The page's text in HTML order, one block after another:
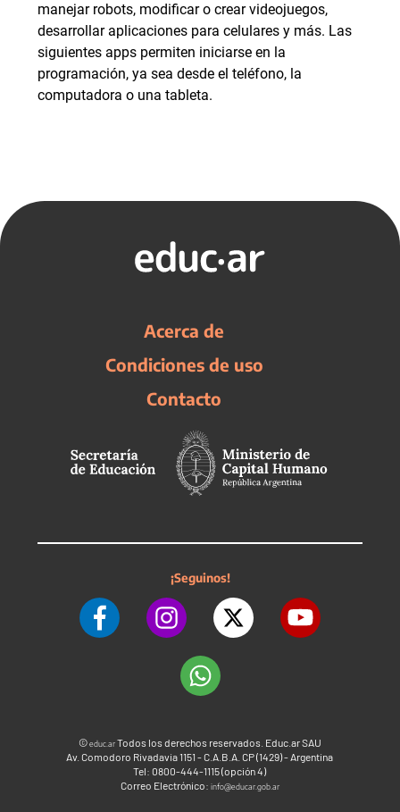
manejar robots, modificar o crear videojuegos,
desarrollar aplicaciones para celulares y más. Las
siguientes apps permiten iniciarse en la
programación, ya sea desde el teléfono, la
computadora o una tableta.
Acerca de
Condiciones de uso
Contacto
¡Seguinos!
©educ.arTodos los derechos reservados. Educ.ar SAU
Av. Comodoro Rivadavia 1151 - C.A.B.A. CP (1429) - Argentina
Tel: 0800-444-1115 (opción 4)
Correo Electrónico: info@educar.gob.ar